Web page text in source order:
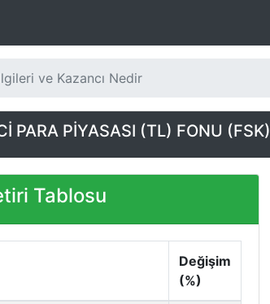
ve Kazancı Nedir
PARA PİYASASI (TL) FONU (FSK)
Tablosu
Değişim
(%)